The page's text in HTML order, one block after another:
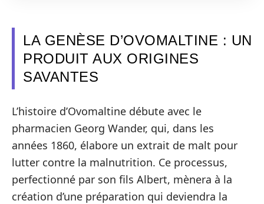
LA GENÈSE D’OVOMALTINE : UN
PRODUIT AUX ORIGINES
SAVANTES
L’histoire d’Ovomaltine débute avec le
pharmacien Georg Wander, qui, dans les
années 1860, élabore un extrait de malt pour
lutter contre la malnutrition. Ce processus,
perfectionné par son fils Albert, mènera à la
création d’une préparation qui deviendra la